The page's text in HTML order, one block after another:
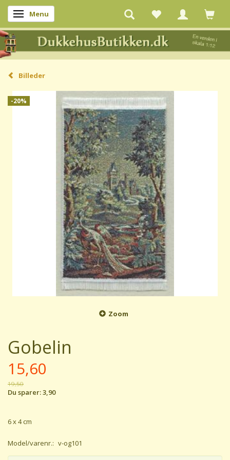
Skifte navigation
Menu
Billeder
-20%
Zoom
Gobelin
15,60
19,50
Du sparer:3,90
6 x 4 cm
Model/varenr.: v-og101